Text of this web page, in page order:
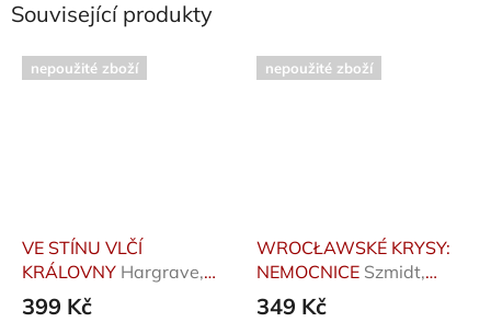
Související produkty
nepoužité zboží
VE STÍNU VLČÍ
KRÁLOVNY Hargrave,
Kiran Millwood
399 Kč
nepoužité zboží
WROCŁAWSKÉ KRYSY:
NEMOCNICE Szmidt,
Robert J.
349 Kč